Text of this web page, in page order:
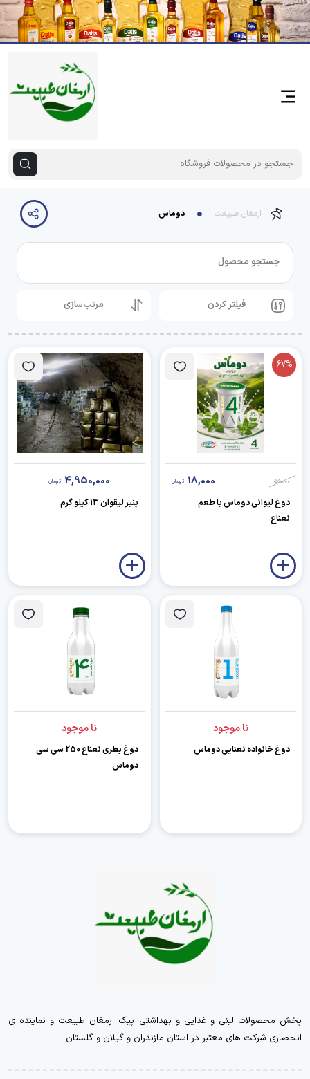
ارمغان طبیعت دوماس
جستجو محصول
فیلتر کردن مرتب‌سازی
67%
55,000
18,000 تومان
دوغ لیوانی دوماس با طعم
نعناع
4,950,000 تومان
پنیر لیقوان ۱۳ کیلو گرم
نا موجود
دوغ خانواده نعنایی دوماس
نا موجود
دوغ بطری نعناع 250 سی سی
دوماس
پخش محصولات لبنی و غذایی و بهداشتی پیک ارمغان طبیعت و نماینده ی
انحصاری شرکت های معتبر در استان مازندران و گیلان و گلستان